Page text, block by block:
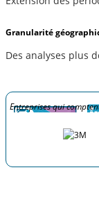
Granularité
Des analyses plus
Entreprises qui